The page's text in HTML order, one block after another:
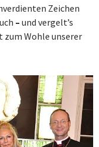
Zeichen
– und vergelt’s
Wohle unserer